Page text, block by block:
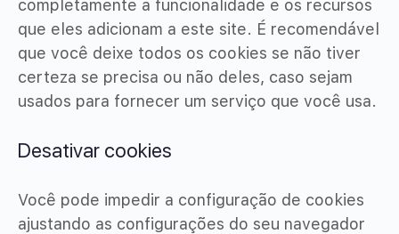
completamente a funcionalidade e os recursos
que eles adicionam a este site. É recomendável
que você deixe todos os cookies se não tiver
certeza se precisa ou não deles, caso sejam
usados ​​para fornecer um serviço que você usa.
Desativar cookies
Você pode impedir a configuração de cookies
ajustando as configurações do seu navegador